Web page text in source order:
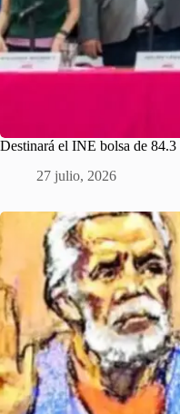
Destinará el INE bolsa de
27 julio, 2026